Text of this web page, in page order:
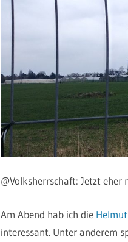
@Volksherrschaft: Jetzt
Am Abend hab ich die
interessant. Unter anderem